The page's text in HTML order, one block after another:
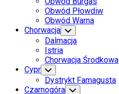
Menu
Obwód Płowdiw
Obwód Warna
Chorwacja Toggle
Child
Menu
Dalmacja
Istria
Chorwacja Środkowa
Cypr Toggle
Child
Menu
Dystrykt Famagusta
Czarnogóra Toggle